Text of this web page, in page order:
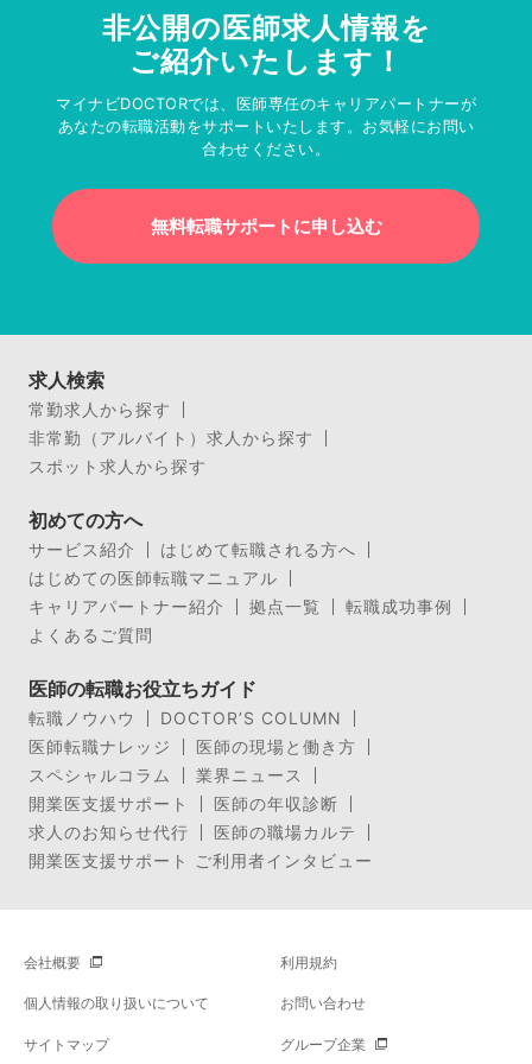
非公開の医師求人情報を
ご紹介いたします！
マイナビDOCTORでは、医師専任のキャリアパートナーが
あなたの転職活動をサポートいたします。お気軽にお問い
合わせください。
無料転職サポートに申し込む
求人検索
常勤求人から探す
非常勤（アルバイト）求人から探す
スポット求人から探す
初めての方へ
サービス紹介
はじめて転職される方へ
はじめての医師転職マニュアル
キャリアパートナー紹介
拠点一覧
転職成功事例
よくあるご質問
医師の転職お役立ちガイド
転職ノウハウ
DOCTOR’S COLUMN
医師転職ナレッジ
医師の現場と働き方
スペシャルコラム
業界ニュース
開業医支援サポート
医師の年収診断
求人のお知らせ代行
医師の職場カルテ
開業医支援サポート ご利用者インタビュー
会社概要 利用規約
個人情報の取り扱いについて お問い合わせ
サイトマップ グループ企業